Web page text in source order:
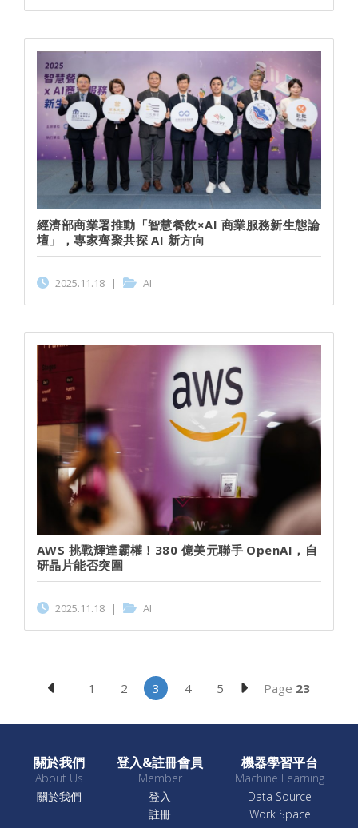
經濟部商業署推動「智慧餐飲×AI 商業服務新生態論
壇」，專家齊聚共探 AI 新方向
2025.11.18 | AI
AWS 挑戰輝達霸權！380 億美元聯手 OpenAI，自
研晶片能否突圍
2025.11.18 | AI
1 2 3 4 5 Page 23
關於我們
About Us
關於我們
登入&註冊會員
Member
登入
註冊
機器學習平台
Machine Learning
Data Source
Work Space